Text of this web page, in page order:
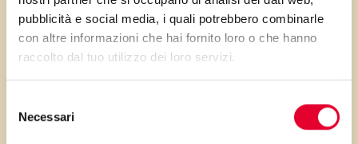
pubblicità e social media, i quali potrebbero combinarle
con altre informazioni che hai fornito loro o che hanno
raccolto dal tuo utilizzo dei loro servizi.
delNecessari
prendervi dieci minuti in più per
seguire la ricetta fino alla fine e
rivestire questi dolcetti
morbidissimi con una nuvola di